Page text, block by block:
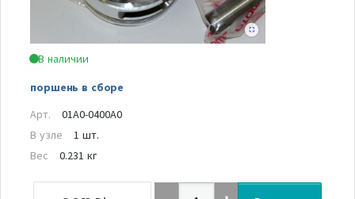
В наличии
поршень в сборе
Арт.
01A0-0400A0
В узле
1 шт.
Вес
0.231 кг